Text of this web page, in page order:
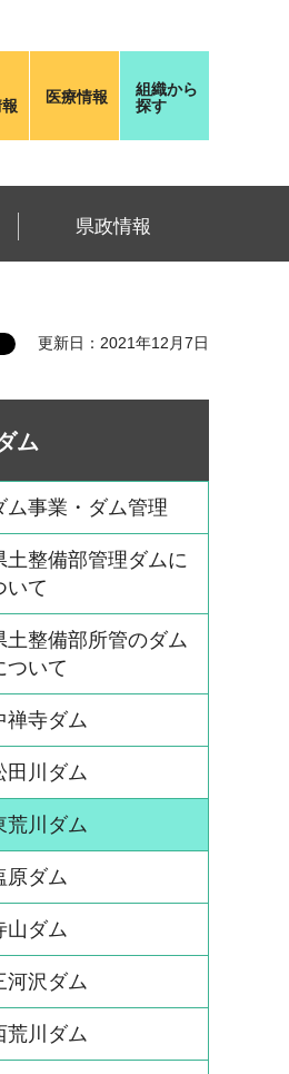
医療情報
組織から
探す
県政情報
更新日：2021年12月7日
ム
ム事業・ダム管理
土整備部管理ダムに
いて
土整備部所管のダム
ついて
禅寺ダム
田川ダム
荒川ダム
原ダム
山ダム
河沢ダム
荒川ダム